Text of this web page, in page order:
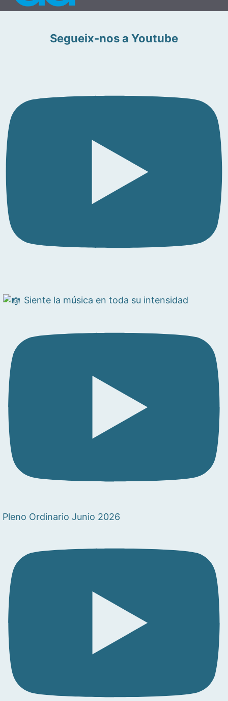
Segueix-nos a Youtube
Siente la música en toda su intensidad
Pleno Ordinario Junio 2026